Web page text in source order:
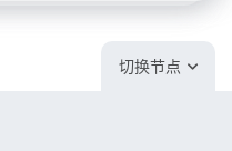
切换节点